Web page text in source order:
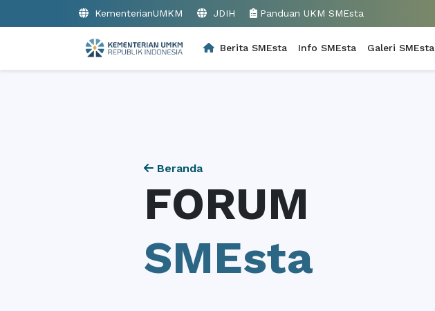
KementerianUMKM JDIH Panduan UKM SMEsta
Berita SMEsta Info SMEsta Galeri SMEsta
Beranda
FORUM
SMEsta